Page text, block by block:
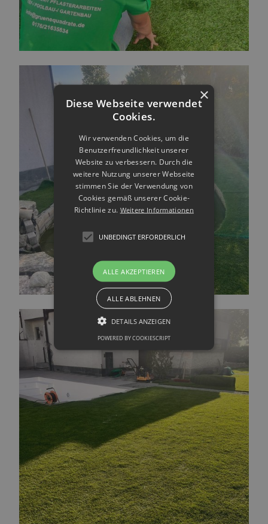
×
Diese Webseite verwendet
Cookies.
Wir verwenden Cookies, um die
Benutzerfreundlichkeit unserer
Website zu verbessern. Durch die
weitere Nutzung unserer Webseite
stimmen Sie der Verwendung von
Cookies gemäß unserer Cookie-
Richtlinie zu. Weitere Informationen
UNBEDINGT ERFORDERLICH
ALLE AKZEPTIEREN
ALLE ABLEHNEN
DETAILS ANZEIGEN
POWERED BY COOKIESCRIPT